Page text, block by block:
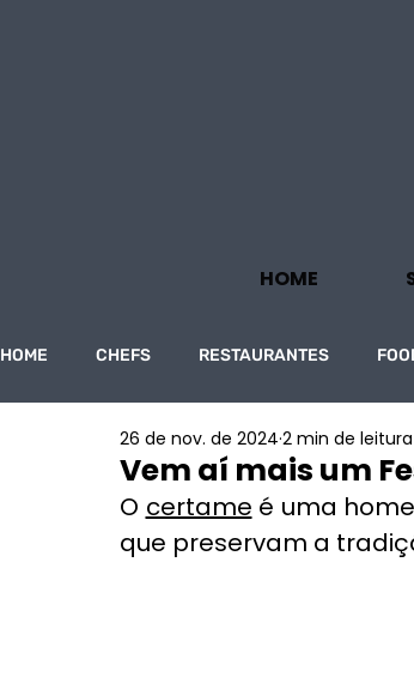
HOME
HOME CHEFS RESTAURANTES
PROJECTOS TURISMO ECONOMIA
Vem aí mais um
26 de nov. de 2024 2 min de leitura
O certame é uma
que preservam a